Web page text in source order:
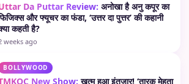
Da Puttar Review: अनोखा है अनु कपूर का
और फ्यूचर का फंडा, ‘उत्तर दा पुत्तर’ की कहानी
कहती है?
weeks ago
BOLLYWOOD
New Show: खत्म हुआ इंतजार! ‘तारक मेहता